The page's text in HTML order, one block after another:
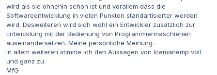
wird als sie ohnehin schon ist und vorallem dass die
Softwareentwicklung in vielen Punkten standartisierter werden
wird. Desweiteren wird sich wohl ein Entwickler zusätzlich zur
Entwicklung mit der Bedienung von Programmiermaschienen
auseinandersetzen. Meine persönliche Meinung.
In allem weiteren stimme ich den Aussagen von Icemanemp voll
und ganz zu.
MfG